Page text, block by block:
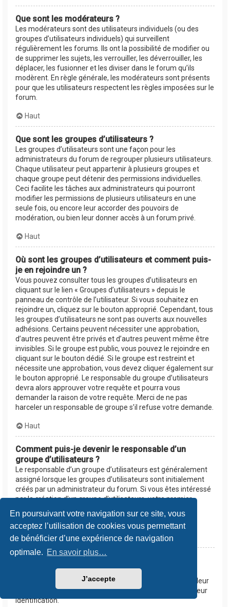
En poursuivant votre navigation sur ce site, vous
acceptez l’utilisation de cookies vous permettant
de bénéficier d’une expérience de navigation
optimale. En savoir plus…
J’accepte
Que sont les modérateurs ?
Les modérateurs sont des utilisateurs individuels (ou des
groupes d’utilisateurs individuels) qui surveillent
régulièrement les forums. Ils ont la possibilité de modifier ou
de supprimer les sujets, les verrouiller, les déverrouiller, les
déplacer, les fusionner et les diviser dans le forum qu’ils
modèrent. En règle générale, les modérateurs sont présents
pour que les utilisateurs respectent les règles imposées sur le
forum.
Haut
Que sont les groupes d’utilisateurs ?
Les groupes d’utilisateurs sont une façon pour les
administrateurs du forum de regrouper plusieurs utilisateurs.
Chaque utilisateur peut appartenir à plusieurs groupes et
chaque groupe peut détenir des permissions individuelles.
Ceci facilite les tâches aux administrateurs qui pourront
modifier les permissions de plusieurs utilisateurs en une
seule fois, ou encore leur accorder des pouvoirs de
modération, ou bien leur donner accès à un forum privé.
Haut
Où sont les groupes d’utilisateurs et comment puis-
je en rejoindre un ?
Vous pouvez consulter tous les groupes d’utilisateurs en
cliquant sur le lien « Groupes d’utilisateurs » depuis le
panneau de contrôle de l’utilisateur. Si vous souhaitez en
rejoindre un, cliquez sur le bouton approprié. Cependant, tous
les groupes d’utilisateurs ne sont pas ouverts aux nouvelles
adhésions. Certains peuvent nécessiter une approbation,
d’autres peuvent être privés et d’autres peuvent même être
invisibles. Si le groupe est public, vous pouvez le rejoindre en
cliquant sur le bouton dédié. Si le groupe est restreint et
nécessite une approbation, vous devez cliquer également sur
le bouton approprié. Le responsable du groupe d’utilisateurs
devra alors approuver votre requête et pourra vous
demander la raison de votre requête. Merci de ne pas
harceler un responsable de groupe s’il refuse votre demande.
Haut
Comment puis-je devenir le responsable d’un
groupe d’utilisateurs ?
Le responsable d’un groupe d’utilisateurs est généralement
assigné lorsque les groupes d’utilisateurs sont initialement
créés par un administrateur du forum. Si vous êtes intéressé
par la création d’un groupe d’utilisateurs, votre premier
contact devrait être un administrateur. Essayez de le
contacter en lui envoyant un message privé.
Haut
apparaissent dans une couleur différente ?
Les administrateurs du forum peuvent assigner une couleur
aux membres d’un groupe d’utilisateurs afin de faciliter leur
identification.